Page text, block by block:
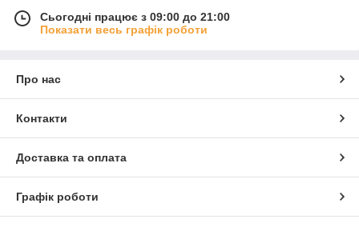
Сьогодні працює з 09:00 до 21:00
Показати весь графік роботи
Про нас
Контакти
Доставка та оплата
Графік роботи